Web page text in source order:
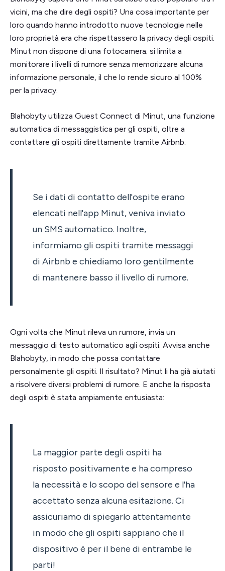
vicini, ma che dire degli ospiti? Una cosa importante per
loro quando hanno introdotto nuove tecnologie nelle
loro proprietà era che rispettassero la privacy degli ospiti.
Minut non dispone di una fotocamera; si limita a
monitorare i livelli di rumore senza memorizzare alcuna
informazione personale, il che lo rende sicuro al 100%
per la privacy.
Blahobyty utilizza Guest Connect di Minut, una funzione
automatica di messaggistica per gli ospiti, oltre a
contattare gli ospiti direttamente tramite Airbnb:
Se i dati di contatto dell'ospite erano
elencati nell'app Minut, veniva inviato
un SMS automatico. Inoltre,
informiamo gli ospiti tramite messaggi
di Airbnb e chiediamo loro gentilmente
di mantenere basso il livello di rumore.
Ogni volta che Minut rileva un rumore, invia un
messaggio di testo automatico agli ospiti. Avvisa anche
Blahobyty, in modo che possa contattare
personalmente gli ospiti. Il risultato? Minut li ha già aiutati
a risolvere diversi problemi di rumore. E anche la risposta
degli ospiti è stata ampiamente entusiasta:
La maggior parte degli ospiti ha
risposto positivamente e ha compreso
la necessità e lo scopo del sensore e l'ha
accettato senza alcuna esitazione. Ci
assicuriamo di spiegarlo attentamente
in modo che gli ospiti sappiano che il
dispositivo è per il bene di entrambe le
parti!